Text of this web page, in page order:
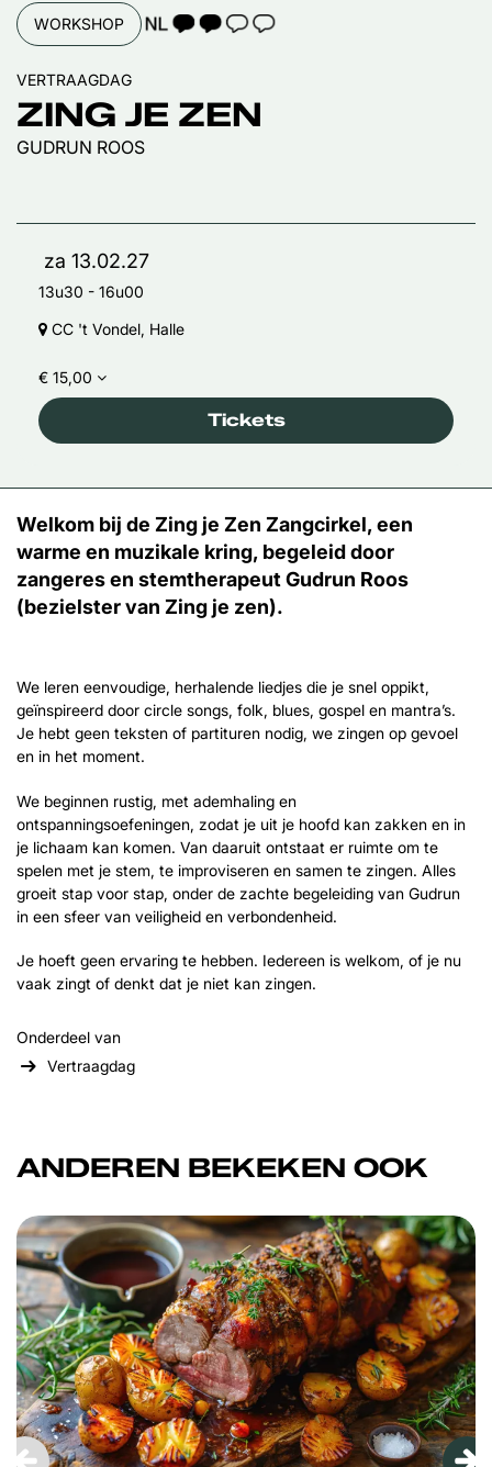
WORKSHOP TAALICOON 2
ZING JE ZEN
GUDRUN ROOS
VERTRAAGDAG
za 13.02.27
13u30 - 16u00
CC 't Vondel, Halle
€ 15,00
Tickets
Welkom bij de Zing je Zen Zangcirkel, een
warme en muzikale kring, begeleid door
zangeres en stemtherapeut Gudrun Roos
(bezielster van Zing je zen).
We leren eenvoudige, herhalende liedjes die je snel oppikt,
geïnspireerd door circle songs, folk, blues, gospel en mantra’s.
Je hebt geen teksten of partituren nodig, we zingen op gevoel
en in het moment.
We beginnen rustig, met ademhaling en
ontspanningsoefeningen, zodat je uit je hoofd kan zakken en in
je lichaam kan komen. Van daaruit ontstaat er ruimte om te
spelen met je stem, te improviseren en samen te zingen. Alles
groeit stap voor stap, onder de zachte begeleiding van Gudrun
in een sfeer van veiligheid en verbondenheid.
Je hoeft geen ervaring te hebben. Iedereen is welkom, of je nu
vaak zingt of denkt dat je niet kan zingen.
Onderdeel van
Vertraagdag
ANDEREN BEKEKEN OOK
Overslaan